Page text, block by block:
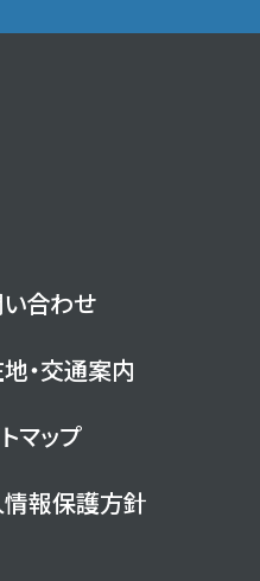
合わせ
・交通案内
マップ
報保護方針